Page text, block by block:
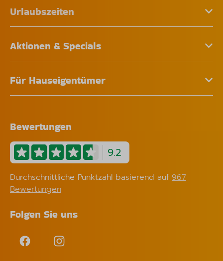
Urlaubszeiten
Aktionen & Specials
Für Hauseigentümer
Bewertungen
9.2
Durchschnittliche Punktzahl basierend auf 967
Bewertungen
Folgen Sie uns